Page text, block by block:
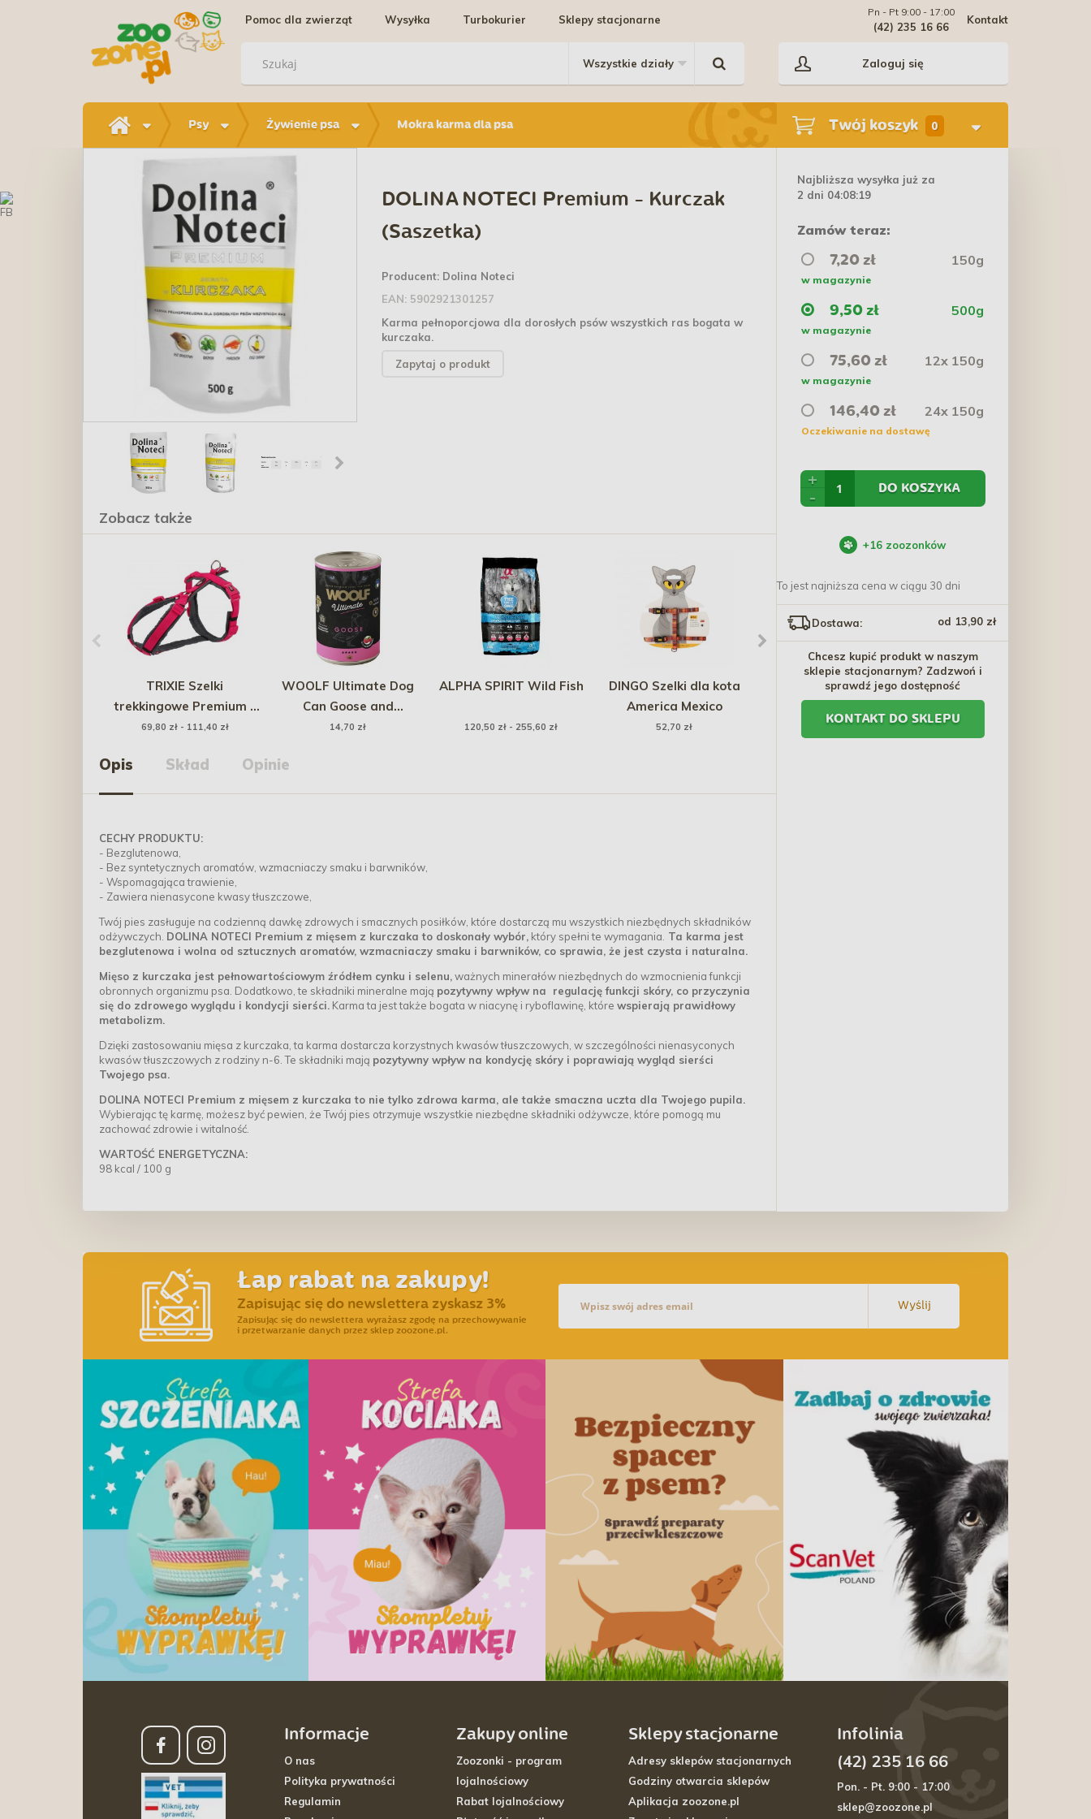
Pomoc dla zwierząt Wysyłka Turbokurier Sklepy stacjonarne Kontakt
Pn - Pt 9:00 - 17:00
(42) 235 16 66
Zaloguj się
Psy Żywienie psa Mokra karma dla psa Twój koszyk 0
DOLINA NOTECI Premium - Kurczak
(Saszetka)
Producent: Dolina Noteci
EAN: 5902921301257
Karma pełnoporcjowa dla dorosłych psów wszystkich ras bogata w
kurczaka.
Zapytaj o produkt
Zobacz także
TRIXIE Szelki
trekkingowe Premium -
fuksja / grafit
69,80 zł - 111,40 zł
WOOLF Ultimate Dog
Can Goose and
Raspberry - gęś z maliną
14,70 zł
ALPHA SPIRIT Wild Fish
120,50 zł - 255,60 zł
DINGO Szelki dla kota
America Mexico
52,70 zł
ANIMONDA GranCarno
Single Protein Czysty
Kurczak 800g
24,00 zł - 487,20 zł
POLISEPT VET
PROTECTOR Gastro -
Biotyk 60 g PROMO
Opis Skład Opinie
CECHY PRODUKTU:
- Bezglutenowa,
- Bez syntetycznych aromatów, wzmacniaczy smaku i barwników,
- Wspomagająca trawienie,
- Zawiera nienasycone kwasy tłuszczowe,
Twój pies zasługuje na codzienną dawkę zdrowych i smacznych posiłków, które dostarczą mu wszystkich niezbędnych składników
odżywczych. DOLINA NOTECI Premium z mięsem z kurczaka to doskonały wybór, który spełni te wymagania. Ta karma jest
bezglutenowa i wolna od sztucznych aromatów, wzmacniaczy smaku i barwników, co sprawia, że jest czysta i naturalna.
Mięso z kurczaka jest pełnowartościowym źródłem cynku i selenu,ważnych minerałów niezbędnych do wzmocnienia funkcji
obronnych organizmu psa. Dodatkowo, te składniki mineralne mają pozytywny wpływ na regulację funkcji skóry, co przyczynia
się do zdrowego wyglądu i kondycji sierści. Karma ta jest także bogata w niacynę i ryboflawinę, które wspierają prawidłowy
metabolizm.
Dzięki zastosowaniu mięsa z kurczaka, ta karma dostarcza korzystnych kwasów tłuszczowych, w szczególności nienasyconych
kwasów tłuszczowych z rodziny n-6. Te składniki mają pozytywny wpływ na kondycję skóry i poprawiają wygląd sierści
Twojego psa.
DOLINA NOTECI Premium z mięsem z kurczaka to nie tylko zdrowa karma, ale także smaczna uczta dla Twojego pupila.
Wybierając tę karmę, możesz być pewien, że Twój pies otrzymuje wszystkie niezbędne składniki odżywcze, które pomogą mu
zachować zdrowie i witalność.
WARTOŚĆ ENERGETYCZNA:
98 kcal / 100 g
Najbliższa wysyłka już za
2 dni 04:08:19
Zamów teraz:
7,20 zł 150g
w magazynie
9,50 zł 500g
w magazynie
75,60 zł 12x 150g
w magazynie
146,40 zł 24x 150g
Oczekiwanie na dostawę
+
-
DO KOSZYKA
+16 zoozonków
To jest najniższa cena w ciągu 30 dni
Dostawa: od 13,90 zł
Chcesz kupić produkt w naszym
sklepie stacjonarnym? Zadzwoń i
sprawdź jego dostępność
KONTAKT DO SKLEPU
Łap rabat na zakupy!
Zapisując się do newslettera zyskasz 3%
Zapisując się do newslettera wyrażasz zgodę na przechowywanie
i przetwarzanie danych przez sklep zoozone.pl.
Wyślij
Informacje
O nas
Polityka prywatności
Regulamin
Zakupy online
Zoozonki - program
lojalnościowy
Rabat lojalnościowy
Sklepy stacjonarne
Adresy sklepów stacjonarnych
Godziny otwarcia sklepów
Aplikacja zoozone.pl
Infolinia
(42) 235 16 66
Pon. - Pt. 9:00 - 17:00
sklep@zoozone.pl